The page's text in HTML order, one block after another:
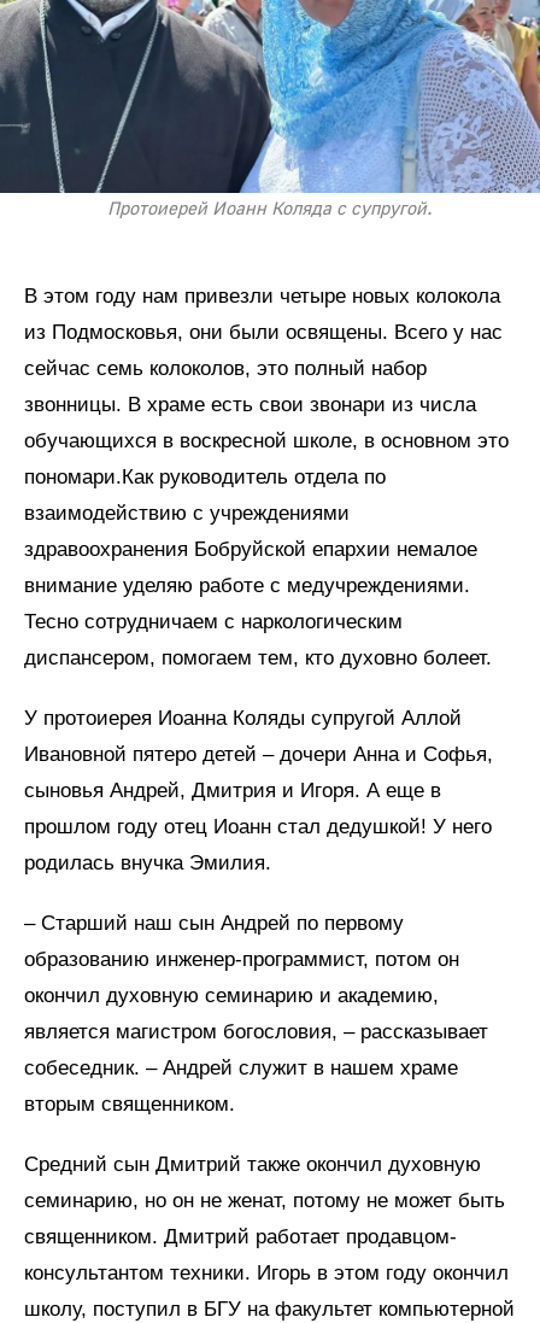
Протоиерей Иоанн Коляда с супругой.
В этом году нам привезли четыре новых колокола
из Подмосковья, они были освящены. Всего у нас
сейчас семь колоколов, это полный набор
звонницы. В храме есть свои звонари из числа
обучающихся в воскресной школе, в основном это
пономари.Как руководитель отдела по
взаимодействию с учреждениями
здравоохранения Бобруйской епархии немалое
внимание уделяю работе с медучреждениями.
Тесно сотрудничаем с наркологическим
диспансером, помогаем тем, кто духовно болеет.
У протоиерея Иоанна Коляды супругой Аллой
Ивановной пятеро детей – дочери Анна и Софья,
сыновья Андрей, Дмитрия и Игоря. А еще в
прошлом году отец Иоанн стал дедушкой! У него
родилась внучка Эмилия.
– Старший наш сын Андрей по первому
образованию инженер-программист, потом он
окончил духовную семинарию и академию,
является магистром богословия, – рассказывает
собеседник. – Андрей служит в нашем храме
вторым священником.
Средний сын Дмитрий также окончил духовную
семинарию, но он не женат, потому не может быть
священником. Дмитрий работает продавцом-
консультантом техники. Игорь в этом году окончил
школу, поступил в БГУ на факультет компьютерной